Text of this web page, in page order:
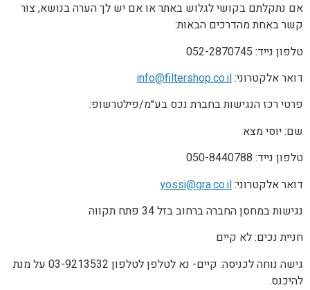
אם נתקלתם בקושי לגלוש באתר או אם יש לך הערה בנושא, צור
קשר באחת מהדרכים הבאות:
טלפון נייד: 052-2870745
דואר אלקטרוני:info@filtershop.co.il
פרטי רכז הנגישות בחברת נכס בע״מ/פילטרשופ:
שם: יוסי מצא
טלפון נייד: 050-8440788
דואר אלקטרוני:yossi@gra.co.il
נגישות במחסן החברה ברחוב בזל 34 פתח תקווה
חניית נכים: לא קיים
גישה נוחה לכניסה: קיים- נא לטלפן לטלפון 03-9213532 על מנת
להיכנס.